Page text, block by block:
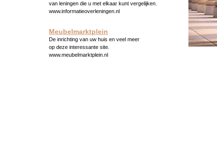
van leningen die u met elkaar kunt vergelijken.
www.informatieoverleningen.nl
Meubelmarktplein
De inrichting van uw huis en veel meer
op deze interessante site.
www.meubelmarktplein.nl